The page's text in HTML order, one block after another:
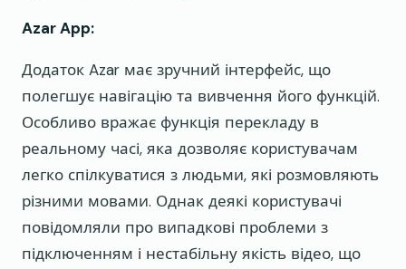
Azar App:
Додаток Azar має зручний інтерфейс, що
полегшує навігацію та вивчення його функцій.
Особливо вражає функція перекладу в
реальному часі, яка дозволяє користувачам
легко спілкуватися з людьми, які розмовляють
різними мовами. Однак деякі користувачі
повідомляли про випадкові проблеми з
підключенням і нестабільну якість відео, що